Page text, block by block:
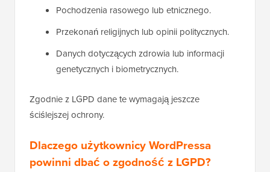
Pochodzenia rasowego lub etnicznego.
Przekonań religijnych lub opinii politycznych.
Danych dotyczących zdrowia lub informacji
genetycznych i biometrycznych.
Zgodnie z LGPD dane te wymagają jeszcze
ściślejszej ochrony.
Dlaczego użytkownicy WordPressa
powinni dbać o zgodność z LGPD?